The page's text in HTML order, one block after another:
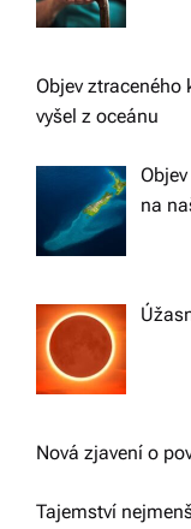
Objev ztraceného
vyšel z oceánu
na
Nová zjavení o
Tajemství